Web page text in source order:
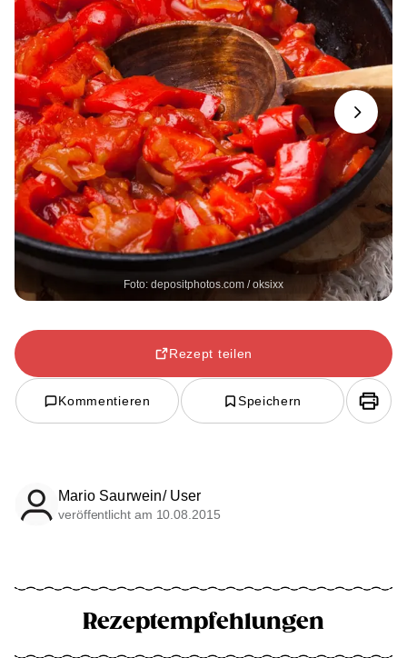
Foto: depositphotos.com / oksixx
Next
Rezept teilen
Kommentieren Speichern
Mario Saurwein/ User
veröffentlicht am 10.08.2015
Rezeptempfehlungen